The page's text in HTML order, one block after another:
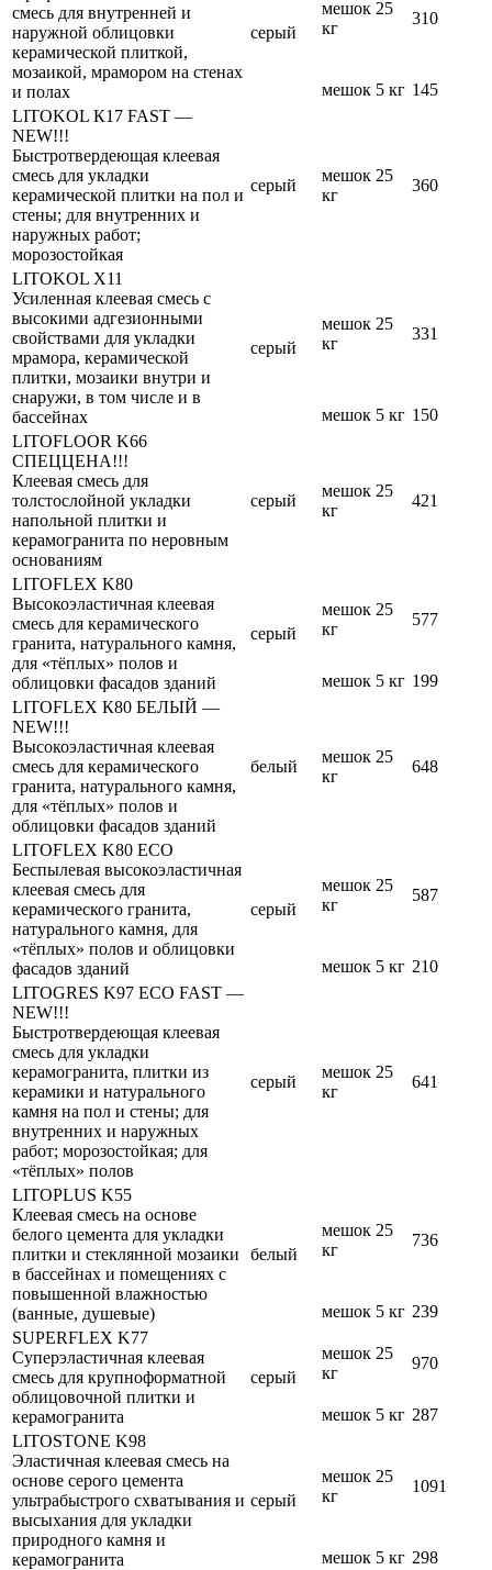
смесь для внутренней и
наружной облицовки
керамической плиткой,
мозаикой, мрамором на стенах
и полах
серый
мешок 25
кг
310
мешок 5 кг 145
LITOKOL К17 FAST —
NEW!!!
Быстротвердеющая клеевая
смесь для укладки
керамической плитки на пол и
стены; для внутренних и
наружных работ;
морозостойкая
серый
мешок 25
кг
360
LITOKOL X11
Усиленная клеевая смесь с
высокими адгезионными
свойствами для укладки
мрамора, керамической
плитки, мозаики внутри и
снаружи, в том числе и в
бассейнах
серый
мешок 25
кг
331
мешок 5 кг 150
LITOFLOOR K66
СПЕЦЦЕНА!!!
Клеевая смесь для
толстослойной укладки
напольной плитки и
керамогранита по неровным
основаниям
серый
мешок 25
кг
421
LITOFLEX K80
Высокоэластичная клеевая
смесь для керамического
гранита, натурального камня,
для «тёплых» полов и
облицовки фасадов зданий
серый
мешок 25
кг
577
мешок 5 кг 199
LITOFLEX К80 БЕЛЫЙ —
NEW!!!
Высокоэластичная клеевая
смесь для керамического
гранита, натурального камня,
для «тёплых» полов и
облицовки фасадов зданий
белый
мешок 25
кг
648
LITOFLEX K80 ECO
Беспылевая высокоэластичная
клеевая смесь для
керамического гранита,
натурального камня, для
«тёплых» полов и облицовки
фасадов зданий
серый
мешок 25
кг
587
мешок 5 кг 210
LITOGRES K97 ECO FAST —
NEW!!!
Быстротвердеющая клеевая
смесь для укладки
керамогранита, плитки из
керамики и натурального
камня на пол и стены; для
внутренних и наружных
работ; морозостойкая; для
«тёплых» полов
серый
мешок 25
кг
641
LITOPLUS K55
Клеевая смесь на основе
белого цемента для укладки
плитки и стеклянной мозаики
в бассейнах и помещениях с
повышенной влажностью
(ванные, душевые)
белый
мешок 25
кг
736
мешок 5 кг 239
SUPERFLEX K77
Суперэластичная клеевая
смесь для крупноформатной
облицовочной плитки и
керамогранита
серый
мешок 25
кг
970
мешок 5 кг 287
LITOSTONE K98
Эластичная клеевая смесь на
основе серого цемента
ультрабыстрого схватывания и
высыхания для укладки
природного камня и
керамогранита
серый
мешок 25
кг
1091
мешок 5 кг 298